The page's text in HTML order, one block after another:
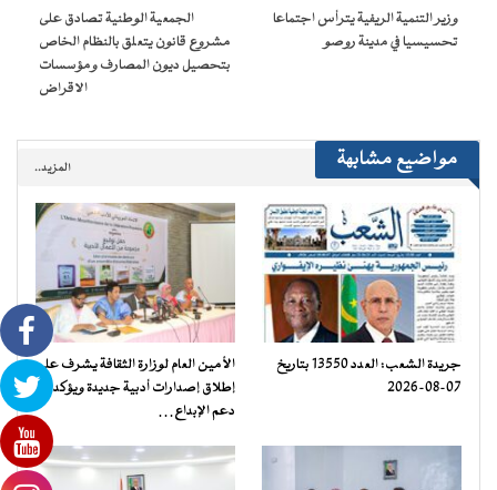
نافذة
جديدة)
وزير التنمية الريفية يترأس اجتماعا
تحسيسيا في مدينة روصو
الجمعية الوطنية تصادق على
مشروع قانون يتعلق بالنظام الخاص
بتحصيل ديون المصارف ومؤسسات
الاقراض
مواضيع مشابهة المزيد..
جريدة الشعب: العدد 13550 بتاريخ
07-08-2026
الأمين العام لوزارة الثقافة يشرف على
إطلاق إصدارات أدبية جديدة ويؤكد
دعم الإبداع…